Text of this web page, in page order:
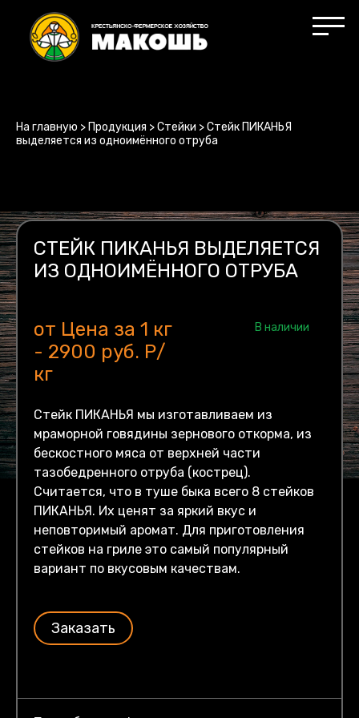
На главную > Продукция >Стейки >Стейк ПИКАНЬЯ
выделяется из одноимённого отруба
СТЕЙК ПИКАНЬЯ ВЫДЕЛЯЕТСЯ
ИЗ ОДНОИМЁННОГО ОТРУБА
от Цена за 1 кг
- 2900 руб. Р/
кг
В наличии
Стейк ПИКАНЬЯ мы изготавливаем из
мраморной говядины зернового откорма, из
бескостного мяса от верхней части
тазобедренного отруба (кострец).
Считается, что в туше быка всего 8 стейков
ПИКАНЬЯ. Их ценят за яркий вкус и
неповторимый аромат. Для приготовления
стейков на гриле это самый популярный
вариант по вкусовым качествам.
Заказать